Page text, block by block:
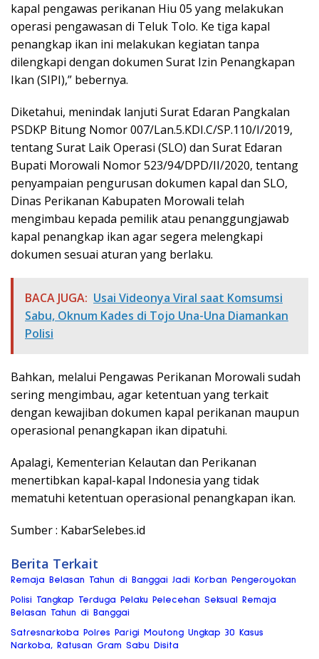
kapal pengawas perikanan Hiu 05 yang melakukan
operasi pengawasan di Teluk Tolo. Ke tiga kapal
penangkap ikan ini melakukan kegiatan tanpa
dilengkapi dengan dokumen Surat Izin Penangkapan
Ikan (SIPI),” bebernya.
Diketahui, menindak lanjuti Surat Edaran Pangkalan
PSDKP Bitung Nomor 007/Lan.5.KDI.C/SP.110/I/2019,
tentang Surat Laik Operasi (SLO) dan Surat Edaran
Bupati Morowali Nomor 523/94/DPD/II/2020, tentang
penyampaian pengurusan dokumen kapal dan SLO,
Dinas Perikanan Kabupaten Morowali telah
mengimbau kepada pemilik atau penanggungjawab
kapal penangkap ikan agar segera melengkapi
dokumen sesuai aturan yang berlaku.
BACA JUGA: Usai Videonya Viral saat Komsumsi
Sabu, Oknum Kades di Tojo Una-Una Diamankan
Polisi
Bahkan, melalui Pengawas Perikanan Morowali sudah
sering mengimbau, agar ketentuan yang terkait
dengan kewajiban dokumen kapal perikanan maupun
operasional penangkapan ikan dipatuhi.
Apalagi, Kementerian Kelautan dan Perikanan
menertibkan kapal-kapal Indonesia yang tidak
mematuhi ketentuan operasional penangkapan ikan.
Sumber : KabarSelebes.id
Berita Terkait
Remaja Belasan Tahun di Banggai Jadi Korban Pengeroyokan
Polisi Tangkap Terduga Pelaku Pelecehan Seksual Remaja
Belasan Tahun di Banggai
Satresnarkoba Polres Parigi Moutong Ungkap 30 Kasus
Narkoba, Ratusan Gram Sabu Disita